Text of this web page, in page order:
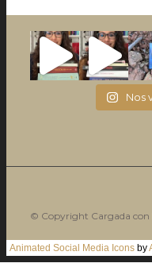
Nos
© Copyright Cargada con
Animated Social Media Iconsby